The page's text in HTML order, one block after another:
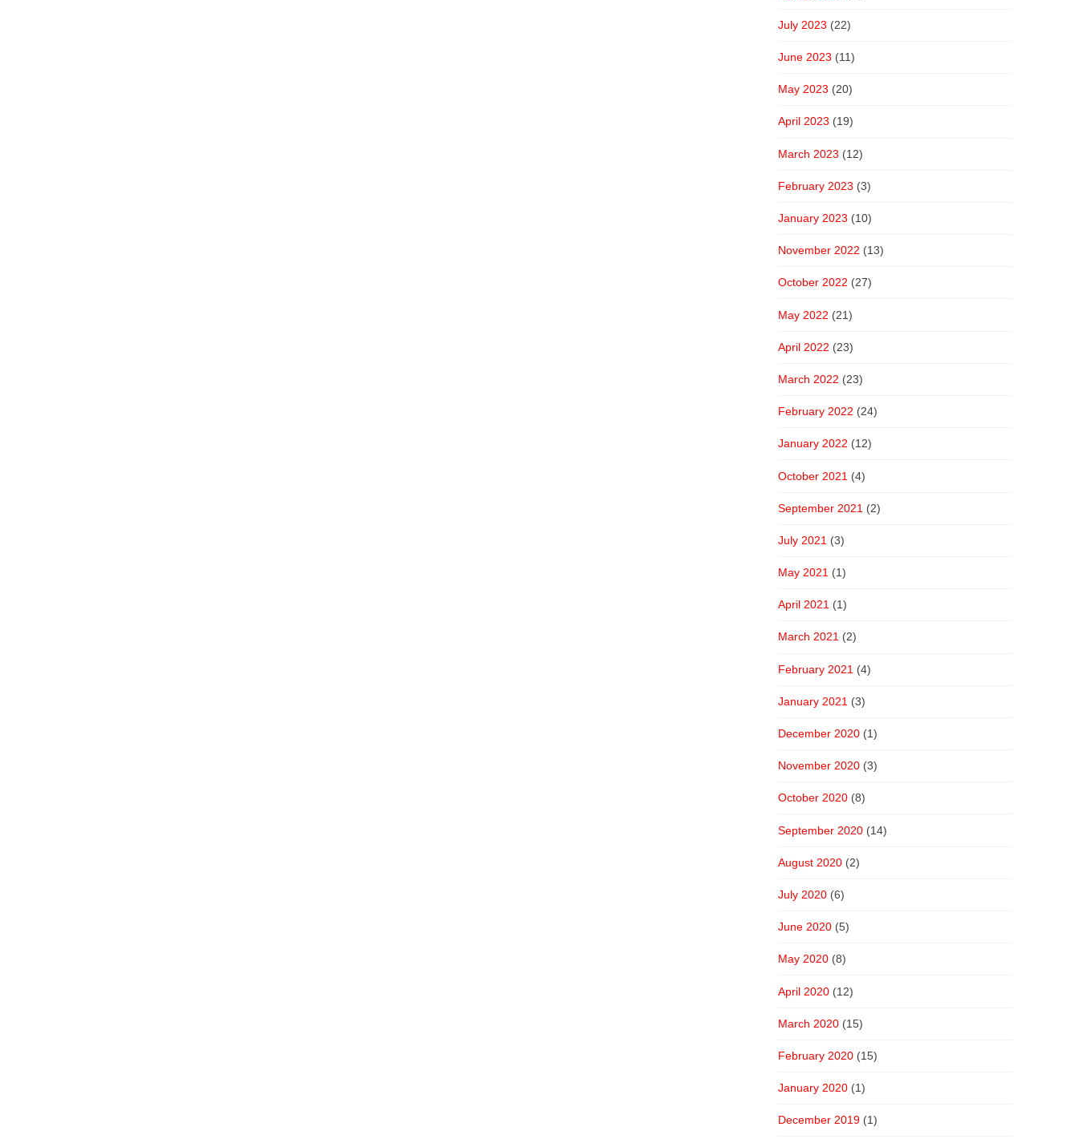
July 2023 (22)
June 2023 (11)
May 2023 (20)
April 2023 (19)
March 2023 (12)
February 2023 (3)
January 2023 (10)
November 2022 (13)
October 2022 (27)
May 2022 (21)
April 2022 (23)
March 2022 (23)
February 2022 (24)
January 2022 (12)
October 2021 (4)
September 2021 (2)
July 2021 (3)
May 2021 (1)
April 2021 (1)
March 2021 (2)
February 2021 (4)
January 2021 (3)
December 2020 (1)
November 2020 (3)
October 2020 (8)
September 2020 (14)
August 2020 (2)
July 2020 (6)
June 2020 (5)
May 2020 (8)
April 2020 (12)
March 2020 (15)
February 2020 (15)
January 2020 (1)
December 2019 (1)